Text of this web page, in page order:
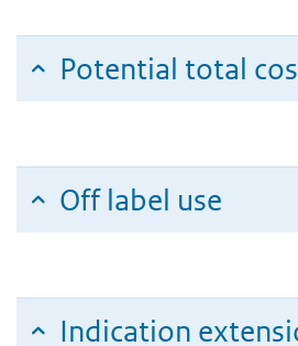
Potential total
Off label use
Indication